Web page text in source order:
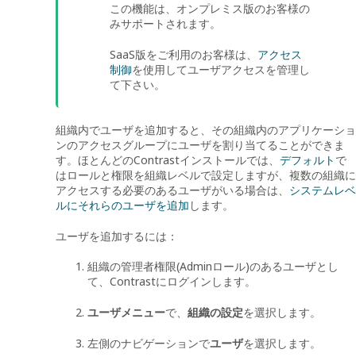
この機能は、オンプレミス版のお客様の
みサポートされます。
SaaS版をご利用のお客様は、 アクセス
制御を使用してユーザアクセスを管理し
て下さい。
組織内でユーザを追加すると、その組織内のアプリケーショ
ンのアクセスグループにユーザを割り当てることができま
す。ほとんどのContrastインストールでは、 デフォルト で
はロールと権限を組織レベルで設定しますが、複数の組織に
アクセスする必要のあるユーザがいる場合は、 システムレベ
ルにそれらのユーザを追加 します。
ユーザを追加するには：
組織の管理者権限(Adminロール)のあるユーザとし
て、Contrastにログインします。
ユーザメニューで、 組織の設定を選択します。
左側のナビゲーションでユーザを選択します。